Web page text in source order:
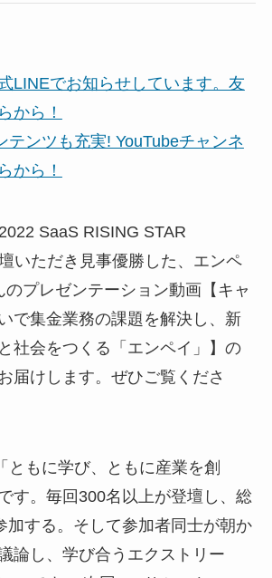
LINEでお知らせしています。友
から！
テンツも充実! YouTubeチャンネ
から！
SaaS RISING STAR
いただき見事優勝した、エンペ
のプレゼンテーション動画【キャ
で集金業務の課題を解決し、新
社会をつくる「エンペイ」】の
届けします。ぜひご覧くださ
ともに学び、ともに産業を創
す。毎回300名以上が登壇し、総
加する。そして参加者同士が朝か
論し、学び合うエクストリー